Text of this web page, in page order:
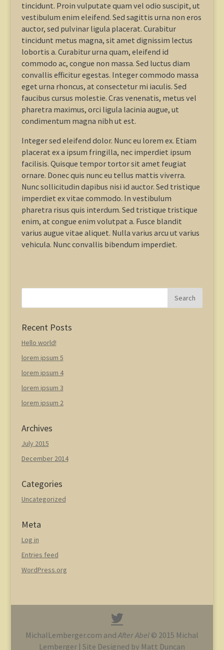
tincidunt. Proin vulputate quam vel odio suscipit, ut
vestibulum enim eleifend. Sed sagittis urna non eros
auctor, sed pulvinar ligula placerat. Curabitur
tincidunt metus magna, sit amet dignissim lectus
lobortis a. Curabitur urna quam, eleifend id
commodo ac, congue non massa. Sed luctus diam
convallis efficitur egestas. Integer commodo massa
eget urna rhoncus, at consectetur mi iaculis. Sed
faucibus cursus molestie. Cras venenatis, metus vel
pharetra maximus, orci ligula lacinia augue, ut
condimentum magna nibh ut est.
Integer sed eleifend dolor. Nunc eu lorem ex. Etiam
placerat ex a ipsum fringilla, nec imperdiet ipsum
facilisis. Quisque tempor tortor sit amet feugiat
ornare. Donec quis nunc eu tellus mattis viverra.
Nunc sollicitudin dapibus nisi id auctor. Sed tristique
imperdiet ex vitae commodo. In vestibulum
pharetra risus quis interdum. Sed tristique tristique
enim, at congue enim volutpat a. Fusce blandit
varius augue vitae aliquet. Nulla varius arcu ut varius
vehicula. Nunc convallis bibendum imperdiet.
Recent Posts
Hello world!
lorem ipsum 5
lorem ipsum 4
lorem ipsum 3
lorem ipsum 2
Archives
July 2015
December 2014
Categories
Uncategorized
Meta
Log in
Entries feed
WordPress.org
MichalLemberger.com andAfter Abel© 2015 Michal
Lemberger | Site Designed by Matt Duncan